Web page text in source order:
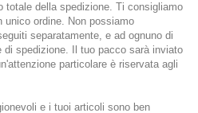
totale della spedizione. Ti consigliamo
unico ordine. Non possiamo
separatamente, e ad ognuno di
spedizione. Il tuo pacco sarà inviato
particolare è riservata agli
e i tuoi articoli sono ben